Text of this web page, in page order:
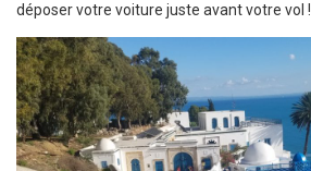
déposer votre voiture juste avant votre vol !